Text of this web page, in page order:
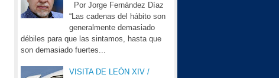
Por Jorge Fernández Díaz
“Las cadenas del hábito son
generalmente demasiado
débiles para que las sintamos, hasta que
son demasiado fuertes...
VISITA DE LEÓN XIV /